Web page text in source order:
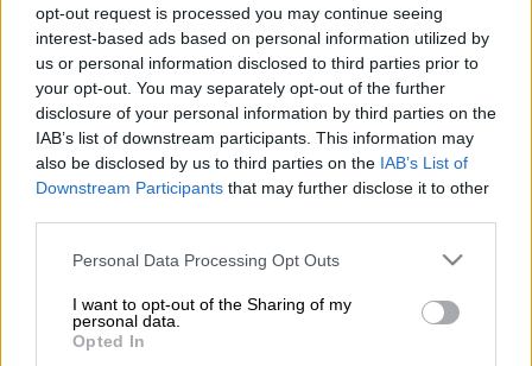
opt-out request is processed you may continue seeing
interest-based ads based on personal information utilized by
us or personal information disclosed to third parties prior to
your opt-out. You may separately opt-out of the further
disclosure of your personal information by third parties on the
IAB’s list of downstream participants. This information may
also be disclosed by us to third parties on the IAB’s List of
Downstream Participants that may further disclose it to other
Please note that this website/app uses one or more Google
not limited to your visit or usage behaviour. You may click to
grant or deny consent to Google and its third-party tags to
use your data for below specified purposes in below Google
Personal Data Processing Opt Outs
I want to opt-out of the Sharing of my
personal data.
Opted In
(Eurokinissi)
Την ενοχή των δύο κατηγορουμένων,
αδελφών, βουλγαρικής καταγωγής, οι οποίοι
κατηγορούνται για τη δολοφονία του